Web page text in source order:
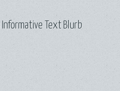
Informative Text Blurb